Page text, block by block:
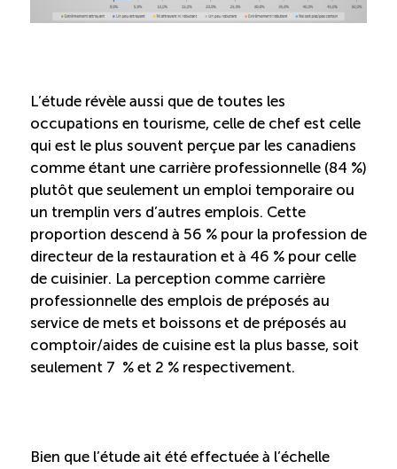
Saisonnalité
Bassins de main-d’oeuvre diversifiés
Devenir membre
Catalogue de formations en ligne
ÉTUDES
TOURISME
INFOLETTRE
NOUVELLES
DU CQRHT
L’étude révèle aussi que de toutes les
occupations en tourisme, celle de chef est celle
qui est le plus souvent perçue par les canadiens
comme étant une carrière professionnelle (84 %)
plutôt que seulement un emploi temporaire ou
un tremplin vers d’autres emplois. Cette
proportion descend à 56 % pour la profession de
directeur de la restauration et à 46 % pour celle
de cuisinier. La perception comme carrière
professionnelle des emplois de préposés au
service de mets et boissons et de préposés au
comptoir/aides de cuisine est la plus basse, soit
seulement 7 % et 2 % respectivement.
Bien que l’étude ait été effectuée à l’échelle